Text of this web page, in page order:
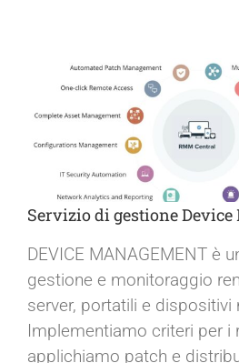
Servizio di
Servizio di gestione
DEVICE MANAGEMENT è
gestione e monitoraggio
server, portatili e dispositivi
Implementiamo criteri per i
applichiamo patch e